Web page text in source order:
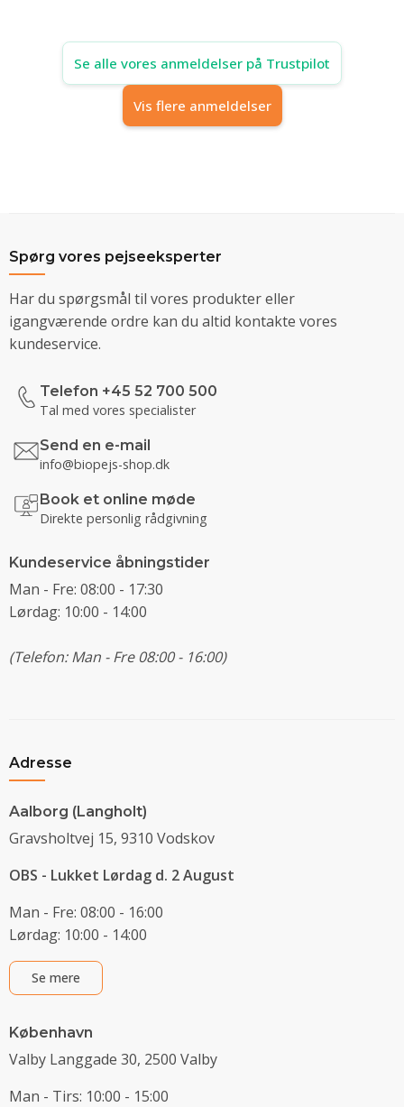
Se alle vores anmeldelser på Trustpilot
Vis flere anmeldelser
Spørg vores pejseeksperter
Har du spørgsmål til vores produkter eller
igangværende ordre kan du altid kontakte vores
kundeservice.
Telefon +45 52 700 500
Tal med vores specialister
Send en e-mail
info@biopejs-shop.dk
Book et online møde
Direkte personlig rådgivning
Kundeservice åbningstider
Man - Fre: 08:00 - 17:30
Lørdag: 10:00 - 14:00
(Telefon: Man - Fre 08:00 - 16:00)
Adresse
Aalborg (Langholt)
Gravsholtvej 15, 9310 Vodskov
OBS - Lukket Lørdag d. 2 August
Man - Fre: 08:00 - 16:00
Lørdag: 10:00 - 14:00
Se mere
København
Valby Langgade 30, 2500 Valby
Man - Tirs: 10:00 - 15:00